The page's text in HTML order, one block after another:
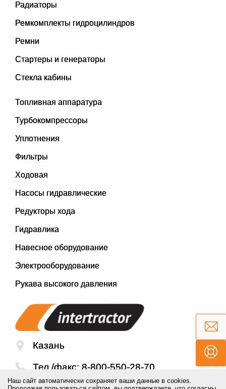
Радиаторы
Ремкомплекты гидроцилиндров
Ремни
Стартеры и генераторы
Стекла кабины
Топливная аппаратура
Турбокомпрессоры
Уплотнения
Фильтры
Ходовая
Насосы гидравлические
Редукторы хода
Гидравлика
Навесное оборудование
Электрооборудование
Рукава высокого давления
Казань
Тел./факс: 8-800-550-28-70
Наш сайт автоматически сохраняет ваши данные в cookies.